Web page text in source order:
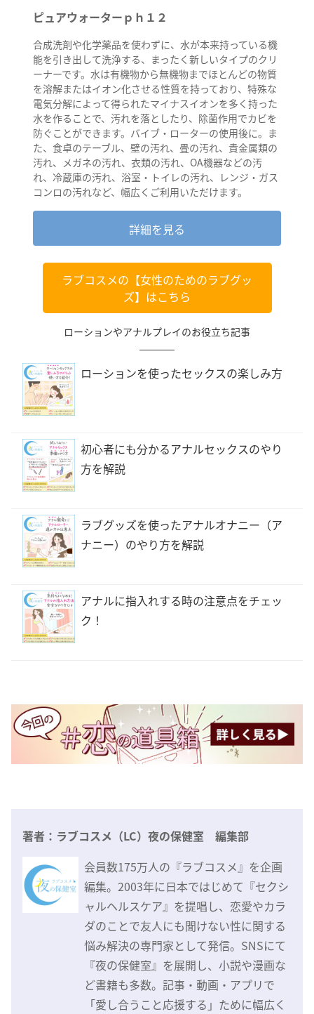
ピュアウォーターｐｈ１２
合成洗剤や化学薬品を使わずに、水が本来持っている機
能を引き出して洗浄する、まったく新しいタイプのクリ
ーナーです。水は有機物から無機物までほとんどの物質
を溶解またはイオン化させる性質を持っており、特殊な
電気分解によって得られたマイナスイオンを多く持った
水を作ることで、汚れを落としたり、除菌作用でカビを
防ぐことができます。バイブ・ローターの使用後に。ま
た、食卓のテーブル、壁の汚れ、畳の汚れ、貴金属類の
汚れ、メガネの汚れ、衣類の汚れ、OA機器などの汚
れ、冷蔵庫の汚れ、浴室・トイレの汚れ、レンジ・ガス
コンロの汚れなど、幅広くご利用いただけます。
詳細を見る
ラブコスメの【女性のためのラブグッ
ズ】はこちら
ローションやアナルプレイのお役立ち記事
ローションを使ったセックスの楽しみ方
初心者にも分かるアナルセックスのやり
方を解説
ラブグッズを使ったアナルオナニー（ア
ナニー）のやり方を解説
アナルに指入れする時の注意点をチェッ
ク！
著者：ラブコスメ（LC）夜の保健室 編集部
会員数175万人の『ラブコスメ』を企画
編集。2003年に日本ではじめて『セクシ
ャルヘルスケア』を提唱し、恋愛やカラ
ダのことで友人にも聞けない性に関する
悩み解決の専門家として発信。SNSにて
『夜の保健室』を展開し、小説や漫画な
ど書籍も多数。記事・動画・アプリで
「愛し合うこと応援する」ために幅広く